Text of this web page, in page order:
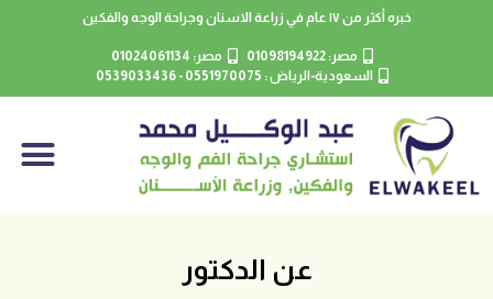
خبره أكثر من ١٧ عام في زراعة الاسنان وجراحة الوجه والفكين
مصر: 01098194922
مصر: 01024061134
السعودية-الرياض : 0551970075 - 0539033436
عن الدكتور